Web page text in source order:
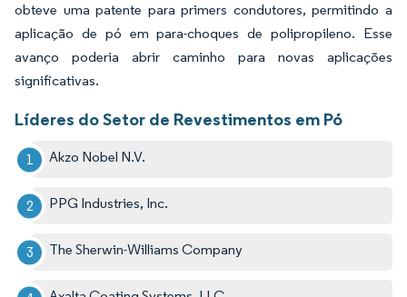
obteve uma patente para primers condutores, permitindo a
aplicação de pó em para-choques de polipropileno. Esse
avanço poderia abrir caminho para novas aplicações
significativas.
Líderes do Setor de Revestimentos em Pó
Akzo Nobel N.V.
PPG Industries, Inc.
The Sherwin-Williams Company